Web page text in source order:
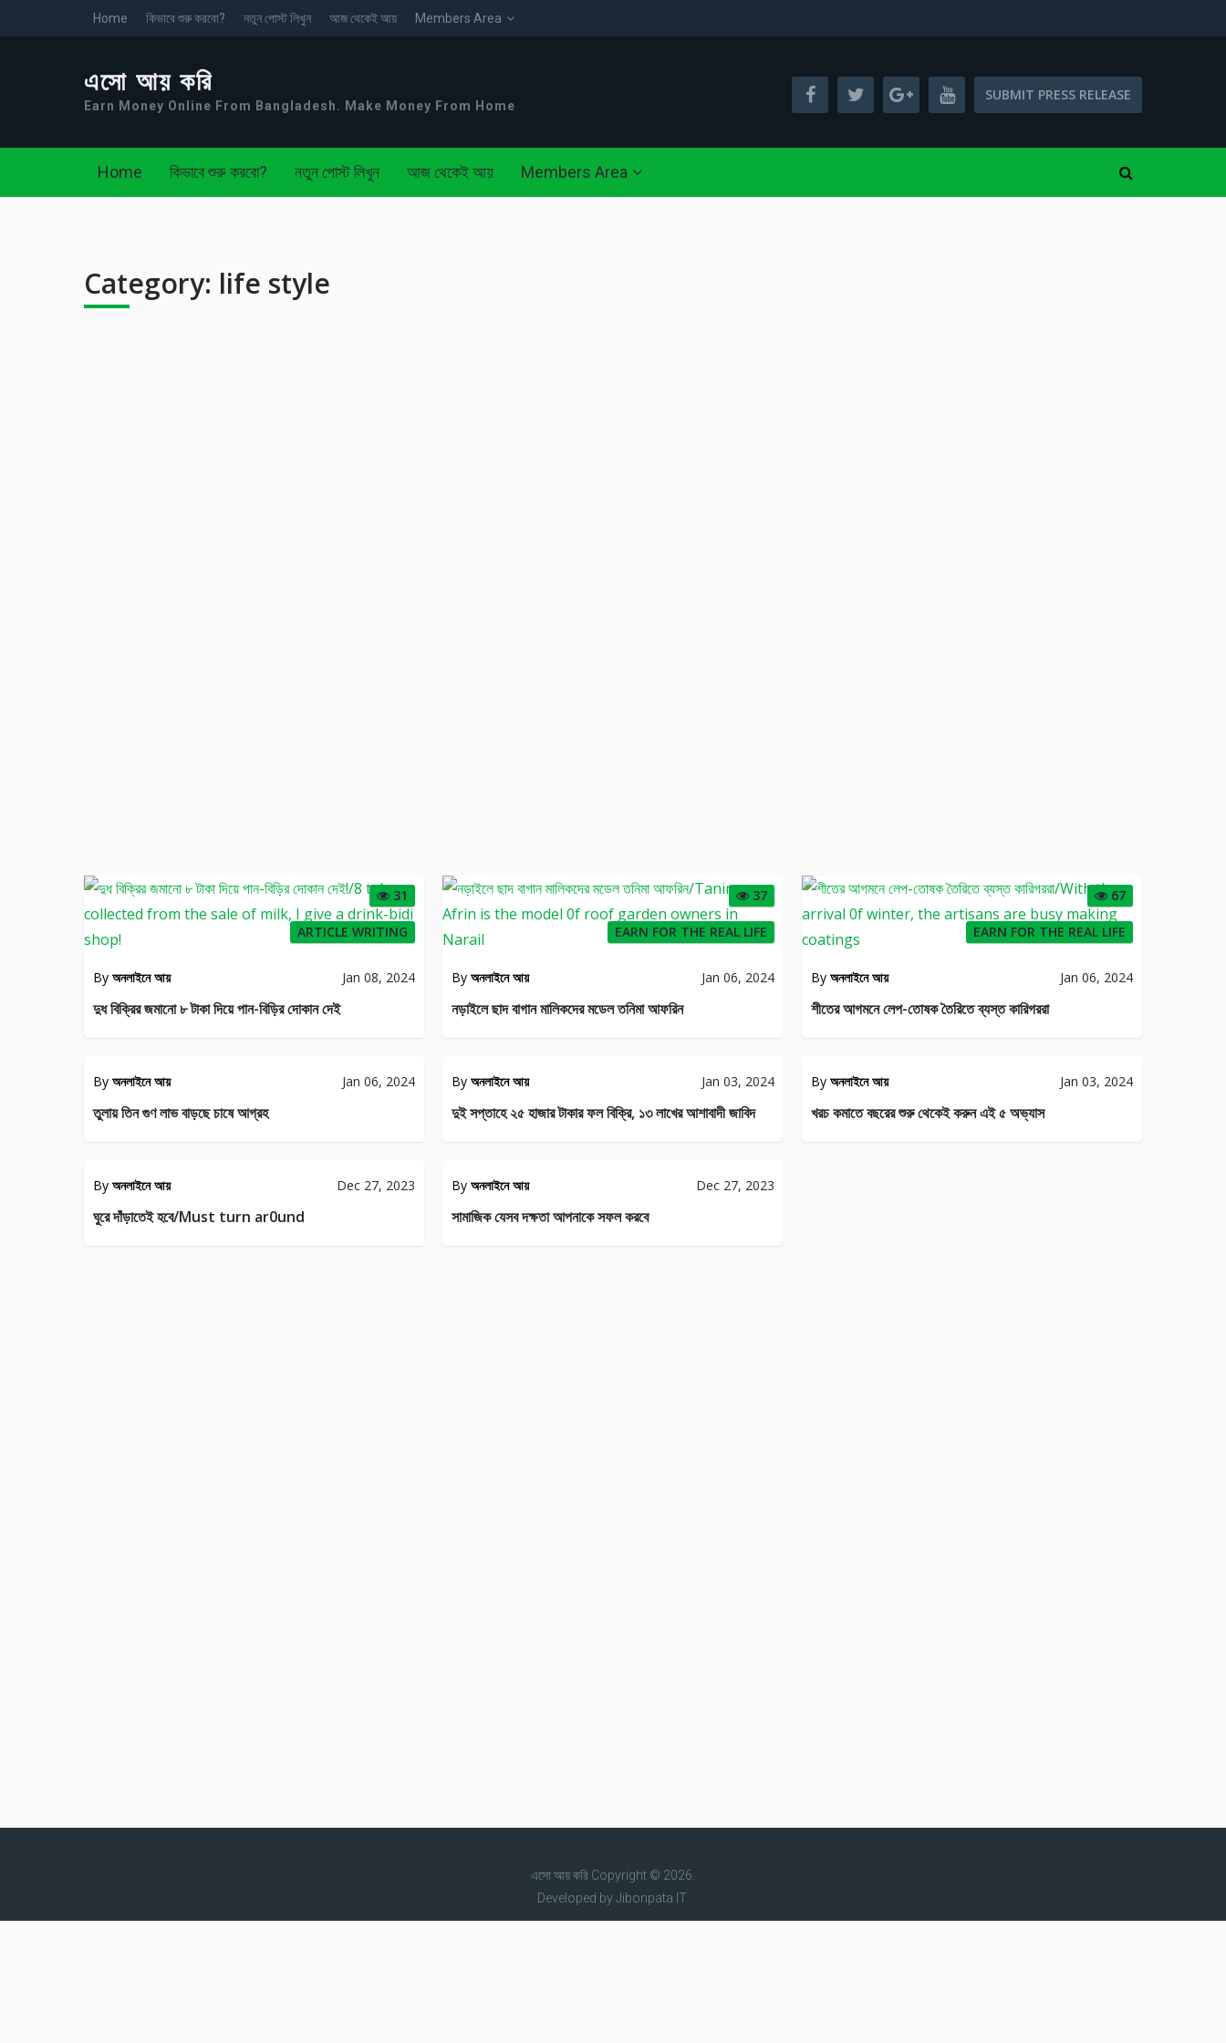
Home কিভাবে শুরু করবো? নতুন পোস্ট লিখুন আজ থেকেই আয় Members Area
এসো আয় করি
Earn Money Online From Bangladesh. Make Money From Home
SUBMIT PRESS RELEASE
Home কিভাবে শুরু করবো? নতুন পোস্ট লিখুন আজ থেকেই আয় Members Area
Category: life style
31
ARTICLE WRITING
By অনলাইনে আয় Jan 08, 2024
দুধ বিক্রির জমানো ৮ টাকা দিয়ে পান-বিড়ির দোকান দেই
37
EARN FOR THE REAL LIFE
Byঅনলাইনে আয় Jan 06, 2024
নড়াইলে ছাদ বাগান মালিকদের মডেল তনিমা আফরিন
67
EARN FOR THE REAL LIFE
By অনলাইনে আয় Jan 06, 2024
শীতের আগমনে লেপ-তোষক তৈরিতে ব্যস্ত কারিগররা
By অনলাইনে আয় Jan 06, 2024
তুলায় তিন গুণ লাভ বাড়ছে চাষে আগ্রহ
35
COMMERCE
Byঅনলাইনে আয় Jan 03, 2024
দুই সপ্তাহে ২৫ হাজার টাকার ফল বিক্রি, ১৩ লাখের আশাবাদী জাবিদ
29
STYLE
By অনলাইনে আয় Jan 03, 2024
খরচ কমাতে বছরের শুরু থেকেই করুন এই ৫ অভ্যাস
By অনলাইনে আয় Dec 27, 2023
ঘুরে দাঁড়াতেই হবে/Must turn ar0und
28
STYLE
Byঅনলাইনে আয় Dec 27, 2023
সামাজিক যেসব দক্ষতা আপনাকে সফল করবে
এসো আয় করি Copyright © 2026.
Developed byJibonpata IT